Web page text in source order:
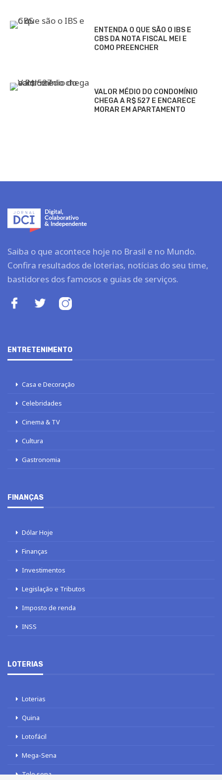
ENTENDA O QUE SÃO O IBS E
CBS DA NOTA FISCAL MEI E
COMO PREENCHER
VALOR MÉDIO DO CONDOMÍNIO
CHEGA A R$ 527 E ENCARECE
MORAR EM APARTAMENTO
Saiba o que acontece hoje no Brasil e no Mundo.
Confira resultados de loterias, notícias do seu time,
bastidores dos famosos e guias de serviços.
ENTRETENIMENTO
Casa e Decoração
Celebridades
Cinema & TV
Cultura
Gastronomia
FINANÇAS
Dólar Hoje
Finanças
Investimentos
Legislação e Tributos
Imposto de renda
INSS
LOTERIAS
Loterias
Quina
Lotofácil
Mega-Sena
Tele sena